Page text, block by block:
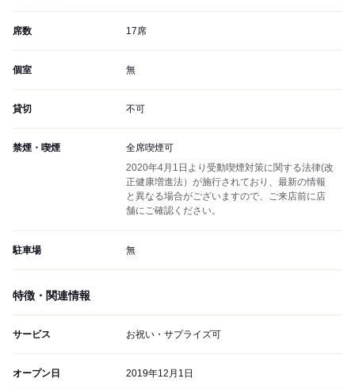
席数 17席
個室 無
貸切 不可
禁煙・喫煙
全席喫煙可
2020年4月1日より受動喫煙対策に関する法律(改
正健康増進法）が施行されており、最新の情報
と異なる場合がございますので、ご来店前に店
舗にご確認ください。
駐車場 無
特徴・関連情報
サービス お祝い・サプライズ可
オープン日 2019年12月1日